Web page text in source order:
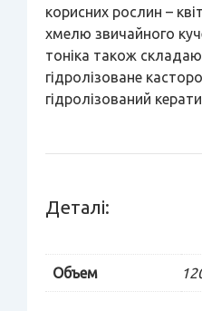
корисних рослин –
хмелю звичайного
тоніка також
гідролізоване
гідролізований
Деталі:
Объем